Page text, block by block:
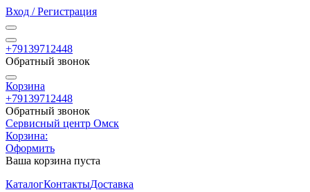
Вход / Регистрация
+79139712448
Обратный звонок
Корзина
+79139712448
Обратный звонок
Сервисный центр Омск
Корзина:
Оформить
Ваша корзина пуста
КаталогКонтактыДоставка